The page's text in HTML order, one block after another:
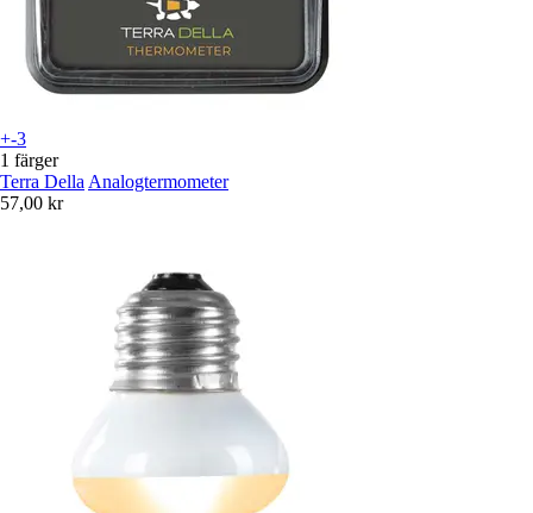
+-3
1 färger
Terra Della Analogtermometer
57,00 kr